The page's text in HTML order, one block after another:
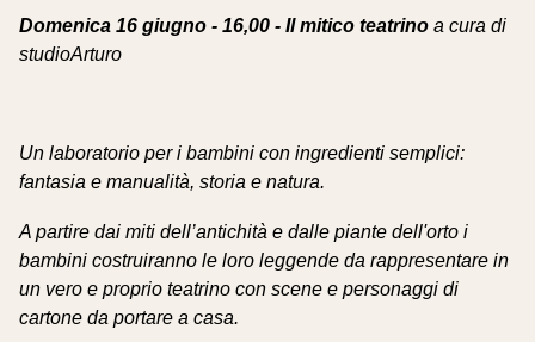
Domenica 16 giugno - 16,00 - Il mitico teatrino a cura di
studioArturo
Un laboratorio per i bambini con ingredienti semplici:
fantasia e manualità, storia e natura.
A partire dai miti dell’antichità e dalle piante dell'orto i
bambini costruiranno le loro leggende da rappresentare in
un vero e proprio teatrino con scene e personaggi di
cartone da portare a casa.